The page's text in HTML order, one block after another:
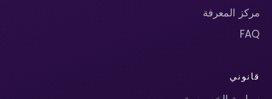
مركز المعرفة
FAQ
قانوني